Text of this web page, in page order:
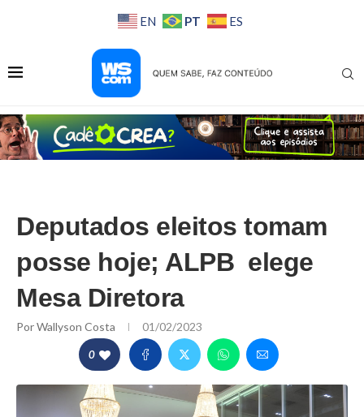
EN PT ES
Deputados eleitos tomam
posse hoje; ALPB elege
Mesa Diretora
PorWallyson Costa 01/02/2023
0